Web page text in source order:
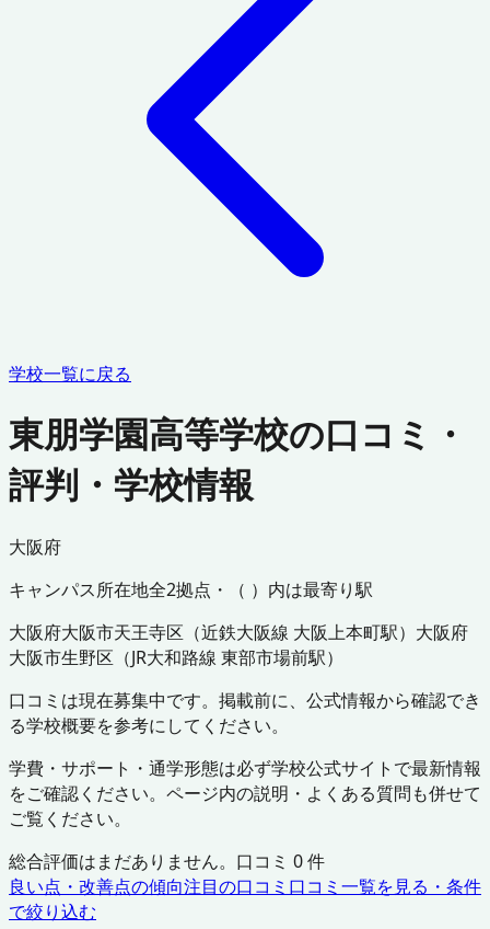
学校一覧に戻る
東朋学園高等学校の口コミ・
評判・学校情報
大阪府
キャンパス所在地全2拠点・（ ）内は最寄り駅
大阪府大阪市天王寺区 （近鉄大阪線 大阪上本町駅） 大阪府
大阪市生野区 （JR大和路線 東部市場前駅）
口コミは現在募集中です。掲載前に、公式情報から確認でき
る学校概要を参考にしてください。
学費・サポート・通学形態は必ず学校公式サイトで最新情報
をご確認ください。ページ内の説明・よくある質問も併せて
ご覧ください。
総合評価はまだありません。口コミ 0件
良い点・改善点の傾向注目の口コミ 口コミ一覧を見る・条件
で絞り込む